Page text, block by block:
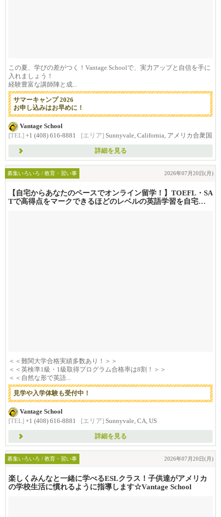
この夏、学びの差がつく！Vantage Schoolで、実力アップと自信を手に
入れましょう！
経験豊富な講師陣と成...
サマーキャンプ 2026
お申し込みはお早めに！
Vantage School
[TEL] +1 (408) 616-8881 [エリア] Sunnyvale, California, アメリカ合衆国
詳細を見る
募集いろいろ / 教育・習い事 2026年07月20日(月)
【自宅からあなたのペースでオンライン留学！】TOEFL・SA
Tで高得点をマークできるほどのレベルの英語学習を自宅
＜＜難関大学合格実績多数あり！＞＞
＜＜英検準1級・1級取得プログラム合格率は8割！＞＞
＜＜自然な形で英語...
見学や入学体験も受付中！
Vantage School
[TEL] +1 (408) 616-8881 [エリア] Sunnyvale, CA, US
詳細を見る
募集いろいろ / 教育・習い事 2026年07月20日(月)
楽しくみんなと一緒に学べるESLクラス！子供達がアメリカ
の学校生活に慣れるように指導します☆Vantage School